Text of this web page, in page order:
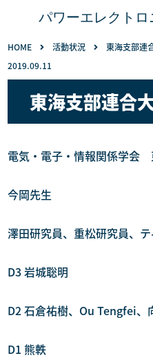
パワーエレクトロ
HOME 活動状況
東海支部連
2019.09.11
東海支部連合
電気・電子・情報関係学会
今岡先生
澤田研究員、重松研究員、
D3 岩城聡明
D2 石倉祐樹、Ou Tengfei、
D1 熊軼